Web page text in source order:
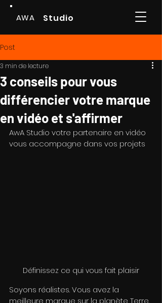
AWA Studio
Post
3 conseils pour vous
différencier votre marque
en vidéo et s'affirmer
3 min de lecture
AwA Studio votre partenaire en vidéo
vous accompagne dans vos projets
Définissez ce qui vous fait plaisir
Soyons réalistes. Vous avez la